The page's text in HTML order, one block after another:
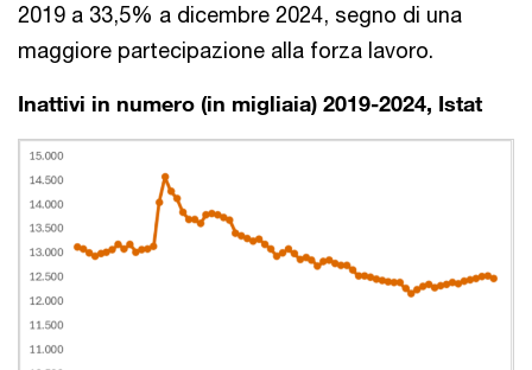
2019 a 33,5% a dicembre 2024, segno di una
maggiore partecipazione alla forza lavoro.
Inattivi in numero (in migliaia) 2019-2024, Istat